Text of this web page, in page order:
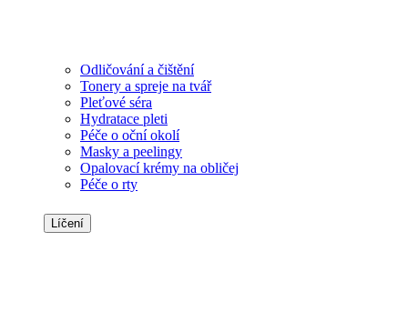
Odličování a čištění
Tonery a spreje na tvář
Pleťové séra
Hydratace pleti
Péče o oční okolí
Masky a peelingy
Opalovací krémy na obličej
Péče o rty
Líčení